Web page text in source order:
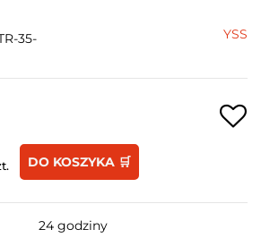
35-
YSS
DO KOSZYKA 🛒
24 godziny